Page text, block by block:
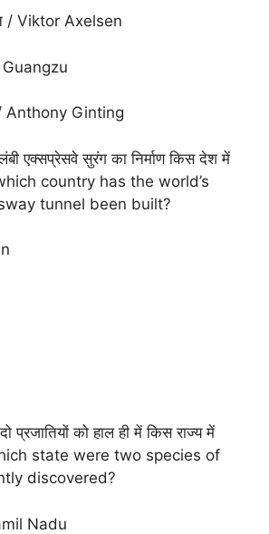
/ Viktor Axelsen
Guangzu
/ Anthony Ginting
एक्सप्रेसवे सुरंग का निर्माण किस देश में
country has the world’s
tunnel been built?
प्रजातियों को हाल ही में किस राज्य में
state were two species of
discovered?
Nadu